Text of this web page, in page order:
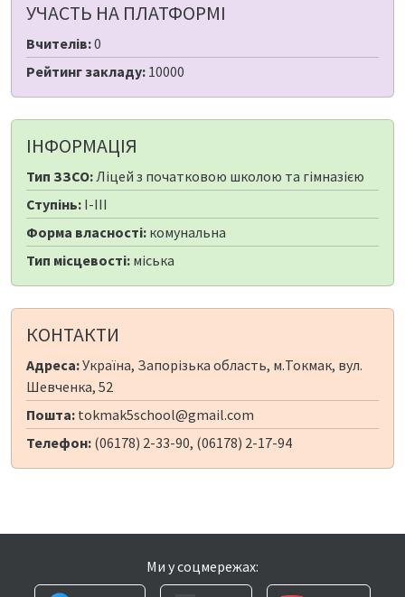
УЧАСТЬ НА ПЛАТФОРМІ
Вчителів:0
Рейтинг закладу: 10000
ІНФОРМАЦІЯ
Тип ЗЗСО:Ліцей з початковою школою та гімназією
Ступінь: I-III
Форма власності: комунальна
Тип місцевості: міська
КОНТАКТИ
Адреса:Україна, Запорізька область, м.Токмак, вул.
Шевченка, 52
Пошта: tokmak5school@gmail.com
Телефон: (06178) 2-33-90, (06178) 2-17-94
Ми у соцмережах: